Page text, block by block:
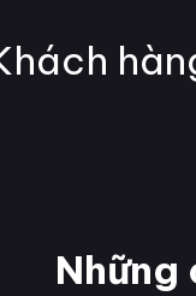
Những